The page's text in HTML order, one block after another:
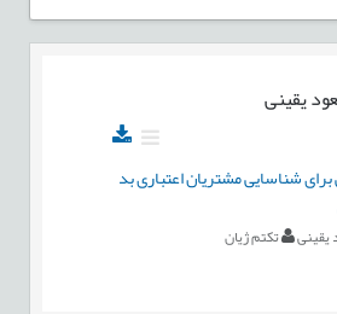
یقینی
شناسایی مشتریان اعتباری بد
تکتم ژیان